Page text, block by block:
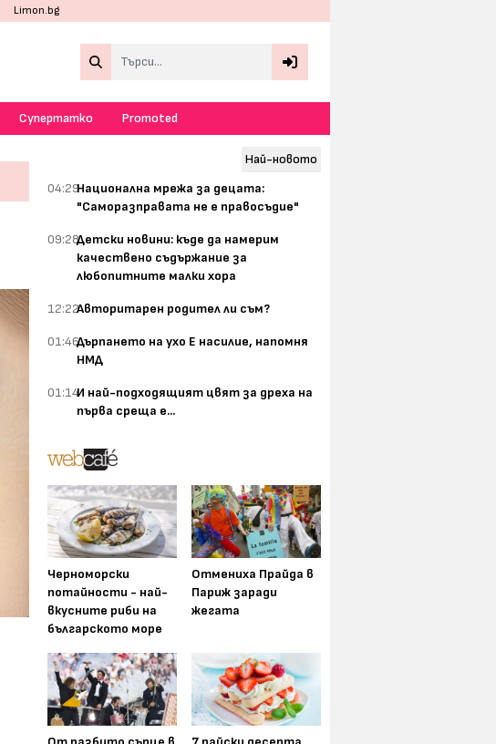
Limon.bg
Супертатко Promoted
Най-новото
04:29Национална мрежа за децата:
"Саморазправата не е правосъдие"
09:28Детски новини: къде да намерим
качествено съдържание за
любопитните малки хора
12:22Авторитарен родител ли съм?
01:46Дърпането на ухо Е насилие, напомня
НМД
01:14И най-подходящият цвят за дреха на
първа среща е...
Черноморски
потайности - най-
вкусните риби на
българското море
Отмениха Прайда в
Париж заради
жегата